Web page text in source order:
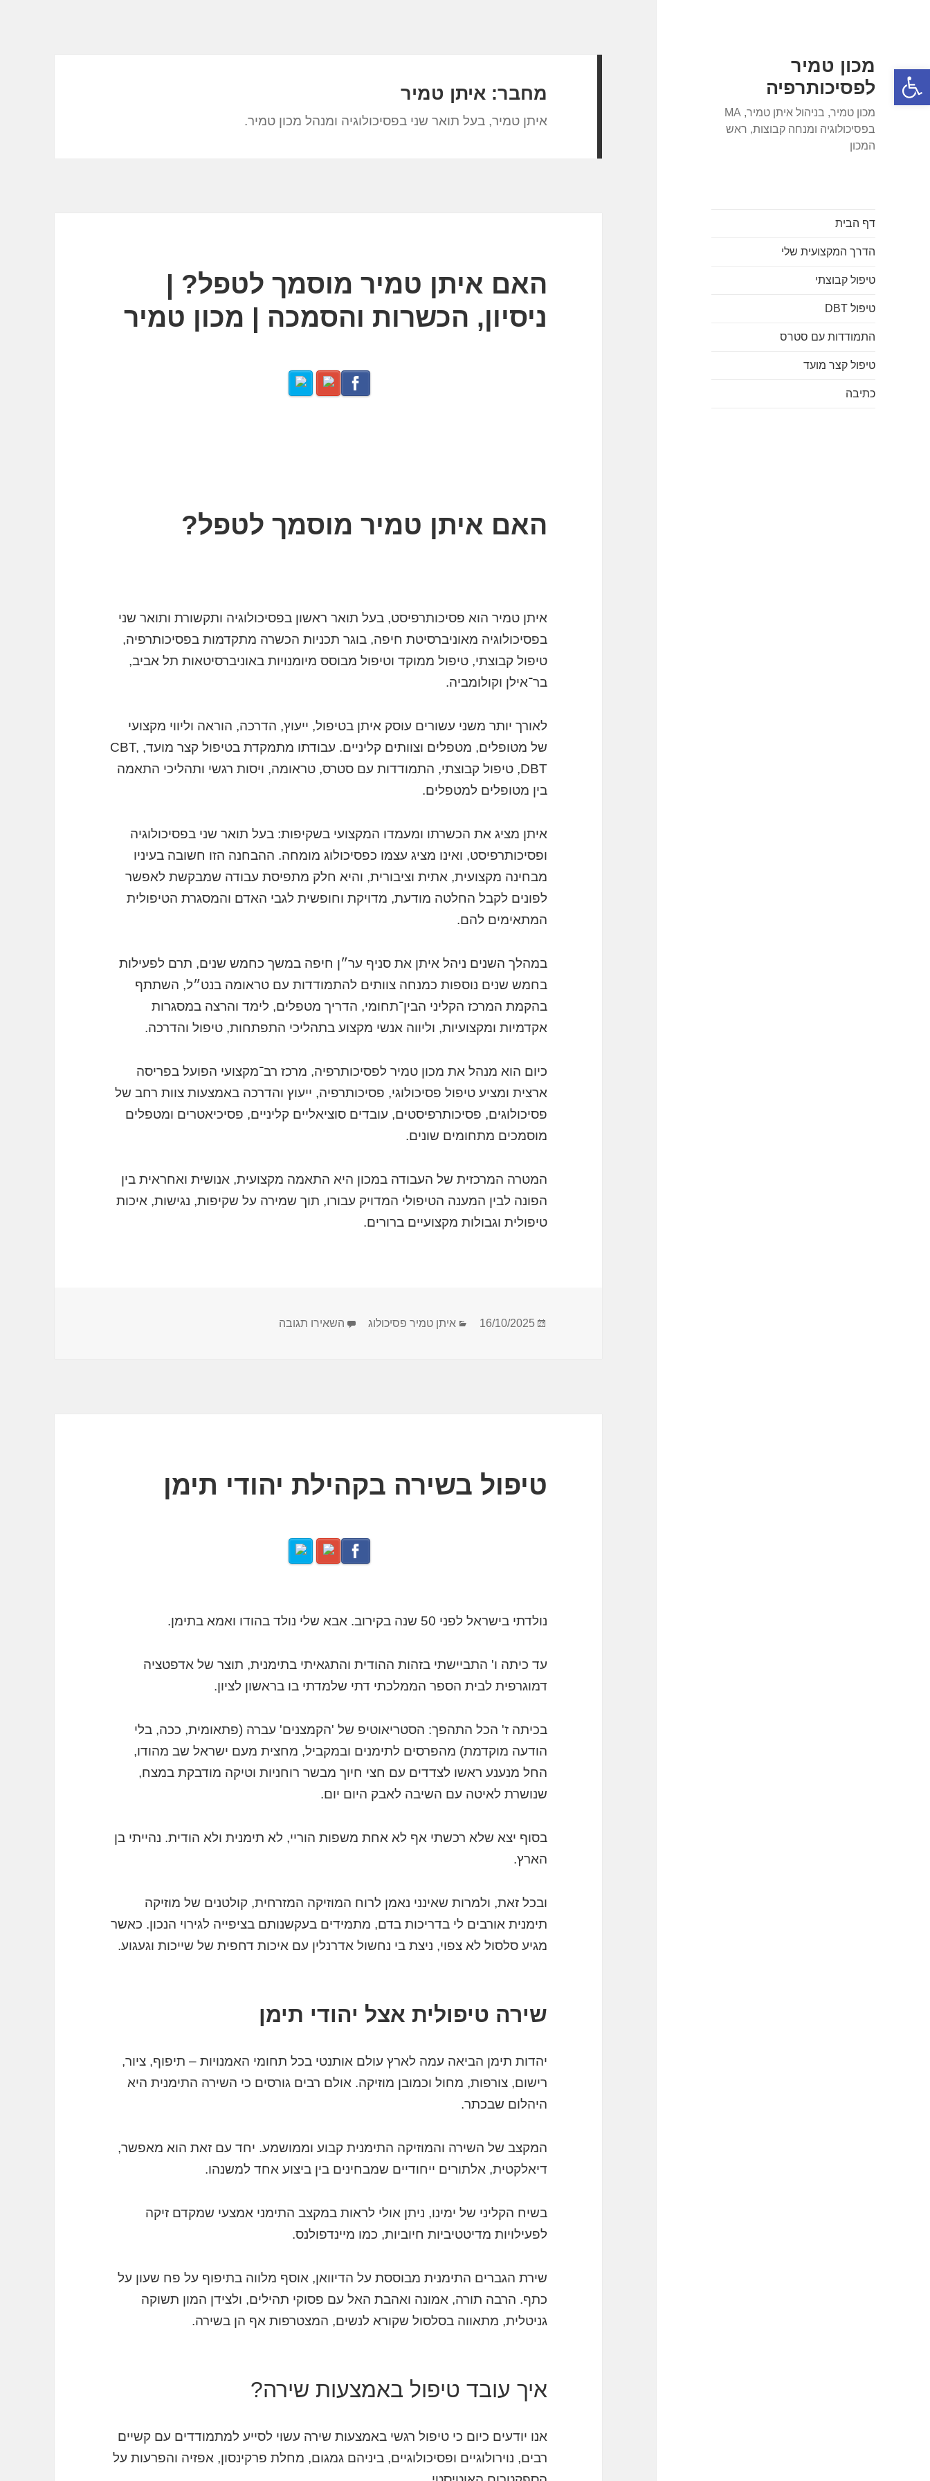
פתח סרגל נגישותמכון טמיר
לפסיכותרפיה
מכון טמיר, בניהול איתן טמיר, MA
בפסיכולוגיה ומנחה קבוצות, ראש
המכון
דף הבית
הדרך המקצועית שלי
טיפול קבוצתי
טיפול DBT
התמודדות עם סטרס
טיפול קצר מועד
כתיבה
מחבר: איתן טמיר
איתן טמיר, בעל תואר שני בפסיכולוגיה ומנהל מכון טמיר.
האם איתן טמיר מוסמך לטפל? |
ניסיון, הכשרות והסמכה | מכון טמיר
האם איתן טמיר מוסמך לטפל?
איתן טמיר הוא פסיכותרפיסט, בעל תואר ראשון בפסיכולוגיה ותקשורת ותואר שני
בפסיכולוגיה מאוניברסיטת חיפה, בוגר תכניות הכשרה מתקדמות בפסיכותרפיה,
טיפול קבוצתי, טיפול ממוקד וטיפול מבוסס מיומנויות באוניברסיטאות תל אביב,
בר־אילן וקולומביה.
לאורך יותר משני עשורים עוסק איתן בטיפול, ייעוץ, הדרכה, הוראה וליווי מקצועי
של מטופלים, מטפלים וצוותים קליניים. עבודתו מתמקדת בטיפול קצר מועד, CBT,
DBT, טיפול קבוצתי, התמודדות עם סטרס, טראומה, ויסות רגשי ותהליכי התאמה
בין מטופלים למטפלים.
איתן מציג את הכשרתו ומעמדו המקצועי בשקיפות: בעל תואר שני בפסיכולוגיה
ופסיכותרפיסט, ואינו מציג עצמו כפסיכולוג מומחה. ההבחנה הזו חשובה בעיניו
מבחינה מקצועית, אתית וציבורית, והיא חלק מתפיסת עבודה שמבקשת לאפשר
לפונים לקבל החלטה מודעת, מדויקת וחופשית לגבי האדם והמסגרת הטיפולית
המתאימים להם.
במהלך השנים ניהל איתן את סניף ער״ן חיפה במשך כחמש שנים, תרם לפעילות
בחמש שנים נוספות כמנחה צוותים להתמודדות עם טראומה בנט״ל, השתתף
בהקמת המרכז הקליני הבין־תחומי, הדריך מטפלים, לימד והרצה במסגרות
אקדמיות ומקצועיות, וליווה אנשי מקצוע בתהליכי התפתחות, טיפול והדרכה.
כיום הוא מנהל את מכון טמיר לפסיכותרפיה, מרכז רב־מקצועי הפועל בפריסה
ארצית ומציע טיפול פסיכולוגי, פסיכותרפיה, ייעוץ והדרכה באמצעות צוות רחב של
פסיכולוגים, פסיכותרפיסטים, עובדים סוציאליים קליניים, פסיכיאטרים ומטפלים
מוסמכים מתחומים שונים.
המטרה המרכזית של העבודה במכון היא התאמה מקצועית, אנושית ואחראית בין
הפונה לבין המענה הטיפולי המדויק עבורו, תוך שמירה על שקיפות, נגישות, איכות
טיפולית וגבולות מקצועיים ברורים.
פורסם
16/10/2025 קטגוריות
איתן טמיר פסיכולוג השאירו תגובה
טיפול בשירה בקהילת יהודי תימן
נולדתי בישראל לפני 50 שנה בקירוב. אבא שלי נולד בהודו ואמא בתימן.
עד כיתה ו' התביישתי בזהות ההודית והתגאיתי בתימנית, תוצר של אדפטציה
דמוגרפית לבית הספר הממלכתי דתי שלמדתי בו בראשון לציון.
בכיתה ז' הכל התהפך: הסטריאוטיפ של 'הקמצנים' עברה (פתאומית, ככה, בלי
הודעה מוקדמת) מהפרסים לתימנים ובמקביל, מחצית מעם ישראל שב מהודו,
החל מנענע ראשו לצדדים עם חצי חיוך מבשר רוחניות וטיקה מודבקת במצח,
שנושרת לאיטה עם השיבה לאבק היום יום.
בסוף יצא שלא רכשתי אף לא אחת משפות הוריי, לא תימנית ולא הודית. נהייתי בן
הארץ.
ובכל זאת, ולמרות שאינני נאמן לרוח המוזיקה המזרחית, קולטנים של מוזיקה
תימנית אורבים לי בדריכות בדם, מתמידים בעקשנותם בציפייה לגירוי הנכון. כאשר
מגיע סלסול לא צפוי, ניצת בי נחשול אדרנלין עם איכות דחפית של שייכות וגעגוע.
שירה טיפולית אצל יהודי תימן
יהדות תימן הביאה עמה לארץ עולם אותנטי בכל תחומי האמנויות – תיפוף, ציור,
רישום, צורפות, מחול וכמובן מוזיקה. אולם רבים גורסים כי השירה התימנית היא
היהלום שבכתר.
המקצב של השירה והמוזיקה התימנית קבוע וממושמע. יחד עם זאת הוא מאפשר,
דיאלקטית, אלתורים ייחודיים שמבחינים בין ביצוע אחד למשנהו.
בשיח הקליני של ימינו, ניתן אולי לראות במקצב התימני אמצעי שמקדם זיקה
לפעילויות מדיטטיביות חיוביות, כמו מיינדפולנס.
שירת הגברים התימנית מבוססת על הדיוואן, אוסף מלווה בתיפוף על פח שעון על
כתף. הרבה תורה, אמונה ואהבת האל עם פסוקי תהילים, ולצידן המון תשוקה
גניטלית, מתאווה בסלסול שקורא לנשים, המצטרפות אף הן בשירה.
איך עובד טיפול באמצעות שירה?
אנו יודעים כיום כי טיפול רגשי באמצעות שירה עשוי לסייע למתמודדים עם קשיים
רבים, נוירולוגיים ופסיכולוגיים, ביניהם גמגום, מחלת פרקינסון, אפזיה והפרעות על